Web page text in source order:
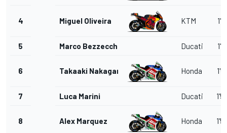
4 Miguel Oliveira KTM
5 Marco Bezzecchi Ducati
6 Takaaki Nakagami Honda
7 Luca Marini Ducati
8 Alex Marquez Honda